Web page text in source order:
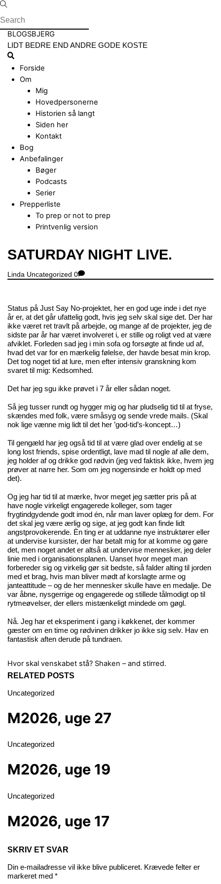
Skip
to
content
Menu
BLOGSBJERG
LIDT BEDRE END ANDRE GODE KOSTE
Search
Forside
Om
Mig
Hovedpersonerne
Historien så langt
Siden her
Kontakt
Bog
Anbefalinger
Bøger
Podcasts
Serier
Prepperliste
To prep or not to prep
Printvenlig version
Close
Menu
SATURDAY NIGHT LIVE.
Linda Uncategorized 0
Status på Just Say No-projektet, her en god uge inde i det nye
år er, at det går ufattelig godt, hvis jeg selv skal sige det. Der har
ikke været ret travlt på arbejde, og mange af de projekter, jeg de
sidste par år har været involveret i, er stille og roligt ved at være
afviklet. Forleden sad jeg i min sofa og forsøgte at finde ud af,
hvad det var for en mærkelig følelse, der havde besat min krop.
Det tog noget tid at lure, men efter intensiv granskning kom
svaret til mig: Kedsomhed.
Det har jeg sgu ikke prøvet i 7 år eller sådan noget.
Så jeg tusser rundt og hygger mig og har pludselig tid til at fryse,
skændes med folk, være småsyg og sende vrede mails. (Skal
nok lige vænne mig lidt til det her ’god-tid’s-koncept…)
Til gengæld har jeg også tid til at være glad over endelig at se
long lost friends, spise ordentligt, lave mad til nogle af alle dem,
jeg holder af og drikke god rødvin (jeg ved faktisk ikke, hvem jeg
prøver at narre her. Som om jeg nogensinde er holdt op med
det).
Og jeg har tid til at mærke, hvor meget jeg sætter pris på at
have nogle virkeligt engagerede kolleger, som tager
frygtindgydende godt imod én, når man laver oplæg for dem. For
det skal jeg være ærlig og sige, at jeg godt kan finde lidt
angstprovokerende. Èn ting er at uddanne nye instruktører eller
at undervise kursister, der har betalt mig for at komme og gøre
det, men noget andet er altså at undervise mennesker, jeg deler
linie med i organisationsplanen. Uanset hvor meget man
forbereder sig og virkelig gør sit bedste, så falder alting til jorden
med et brag, hvis man bliver mødt af korslagte arme og
janteattitude – og de her mennesker skulle have en medalje. De
var åbne, nysgerrige og engagerede og stillede tålmodigt op til
rytmeøvelser, der ellers mistænkeligt mindede om gøgl.
Nå. Jeg har et eksperiment i gang i køkkenet, der kommer
gæster om en time og rødvinen drikker jo ikke sig selv. Hav en
fantastisk aften derude på tundraen.
Hvor skal venskabet stå?Shaken – and stirred.
RELATED POSTS
Uncategorized
M2026, uge 27
Uncategorized
M2026, uge 19
Uncategorized
M2026, uge 17
SKRIV ET SVAR
Din e-mailadresse vil ikke blive publiceret. Krævede felter er
markeret med *